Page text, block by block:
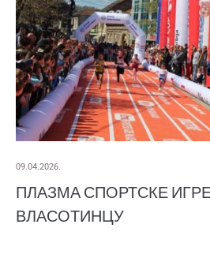
09.04.2026.
ПЛАЗМА СПОРТСКЕ
ВЛАСОТИНЦУ